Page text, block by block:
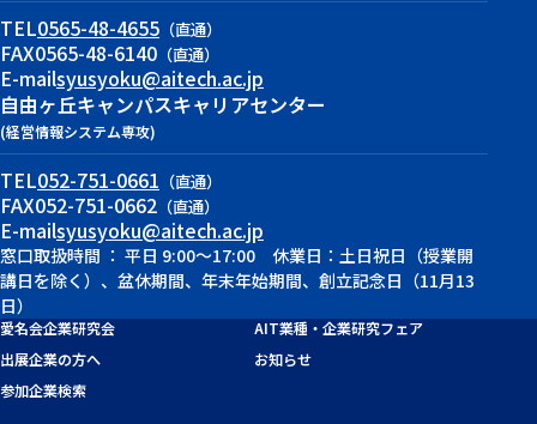
TEL0565-48-4655 （直通）
FAX0565-48-6140 （直通）
E-mailsyusyoku@aitech.ac.jp
自由ヶ丘キャンパスキャリアセンター
(経営情報システム専攻)
TEL052-751-0661 （直通）
FAX052-751-0662 （直通）
E-mailsyusyoku@aitech.ac.jp
窓口取扱時間 ： 平日 9:00～17:00 休業日：土日祝日（授業開
講日を除く）、盆休期間、年末年始期間、創立記念日（11月13
日）
愛名会企業研究会
AIT業種・企業研究フェア
出展企業の方へ
お知らせ
参加企業検索